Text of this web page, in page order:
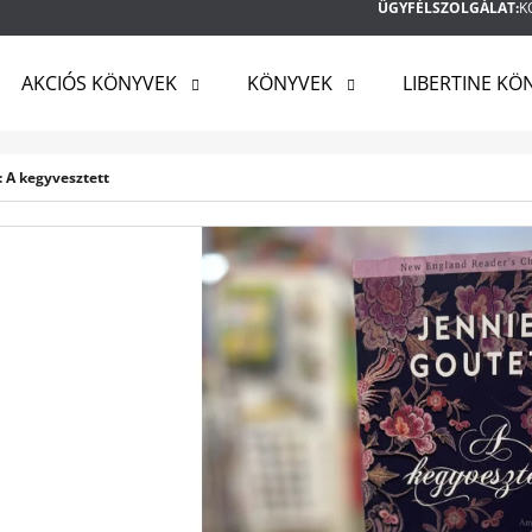
ÜGYFÉLSZOLGÁLAT:
AKCIÓS KÖNYVEK KÖNYVEK LIBERTINE
A kegyvesztett
KERESÉS
AJÁNLJUK